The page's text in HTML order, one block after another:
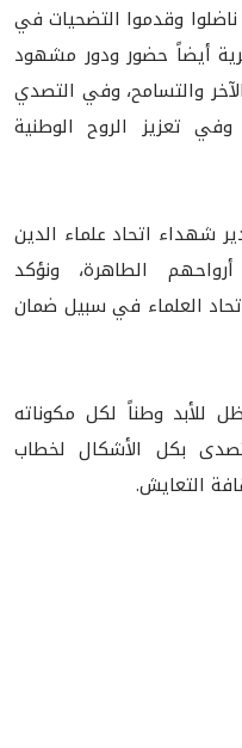
ناضلوا وقدموا التضحيات في
أيضاً حضور ودور مشهود
والتسامح، وفي التصدي
تعزيز الروح الوطنية
شهداء اتحاد علماء الدين
الطاهرة، ونؤكد
العلماء في سبيل ضمان
للأبد وطناً لكل مكوناته
بكل الأشكال لخطاب
التعايش.